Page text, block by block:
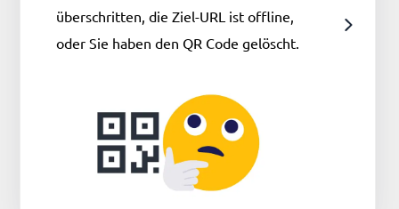
überschritten, die Ziel-URL ist offline,
oder Sie haben den QR Code gelöscht.